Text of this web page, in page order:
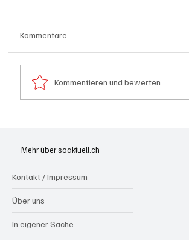
Kommentare
Kommentieren und bewerten...
Mehr über soaktuell.ch
Kontakt / Impressum
Über uns
In eigener Sache